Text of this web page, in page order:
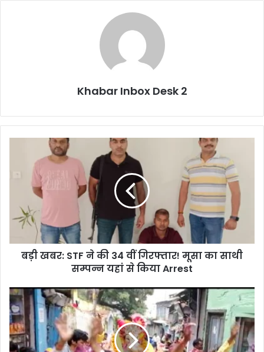
Khabar Inbox Desk 2
वीं
गिरफ्तार!
मूसा
यहां
से
किया
Arrest
बड़ी खबर: STF ने की 34 वीं गिरफ्तार! मूसा का साथी
सम्पन्न यहां से किया Arrest
मसूरी:
शोभायात्रा
निकालकर
विसर्जित
किए